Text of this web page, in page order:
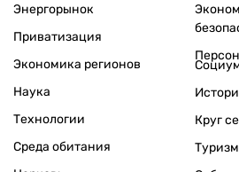
Энергорынок
Приватизация
Экономика регионов
Наука
Технологии
Среда обитания
Круг
Туризм